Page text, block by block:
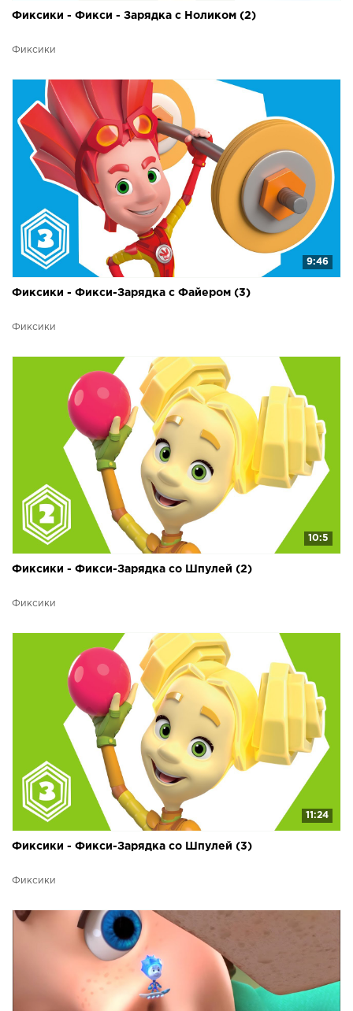
Фиксики - Фикси - Зарядка с Ноликом (2)
Фиксики
9:46
Фиксики - Фикси-Зарядка с Файером (3)
Фиксики
10:5
Фиксики - Фикси-Зарядка со Шпулей (2)
Фиксики
11:24
Фиксики - Фикси-Зарядка со Шпулей (3)
Фиксики